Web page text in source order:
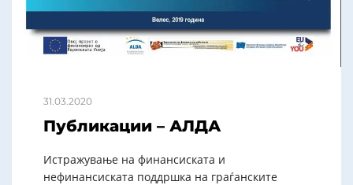
31.03.2020
Публикации – АЛДА
Истражување на финансиската и
нефинансиската поддршка на граѓанските